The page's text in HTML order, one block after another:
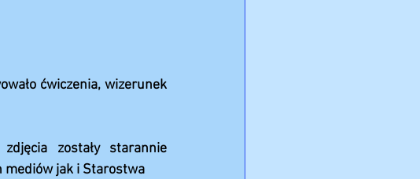
ćwiczenia, wizerunek
zostały starannie
mediów jak i Starostwa